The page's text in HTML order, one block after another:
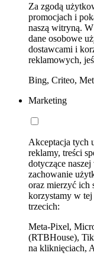
Za zgodą
promocjach i
naszą witryną.
dane osobowe
dostawcami i
reklamowych,
Bing, Criteo,
Marketing
Akceptacja tych
reklamy, treści
dotyczące
zachowanie
oraz mierzyć ich
korzystamy w tej
trzecich:
Meta-Pixel,
(RTBHouse),
na kliknięciach,